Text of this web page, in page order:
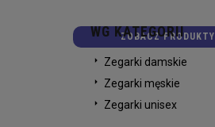
ZOBACZ PRODUKTY
WG KATEGORII
Zegarki damskie
Zegarki męskie
Zegarki unisex